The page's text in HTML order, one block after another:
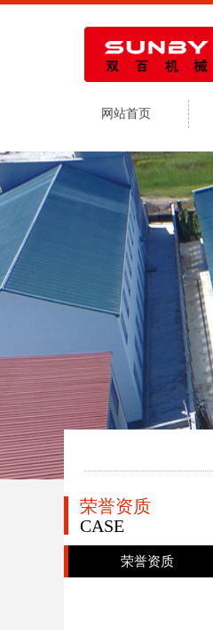
网站首页
荣誉资质
CASE
荣誉资质